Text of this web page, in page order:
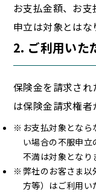
お支払金額、お
申立は対象とはな
2. ご利用いた
保険金を請求さ
は保険金請求権
お支払対象とな
い場合の不服申
不満は対象となり
弊社のお客さま以
方等）はご利用い